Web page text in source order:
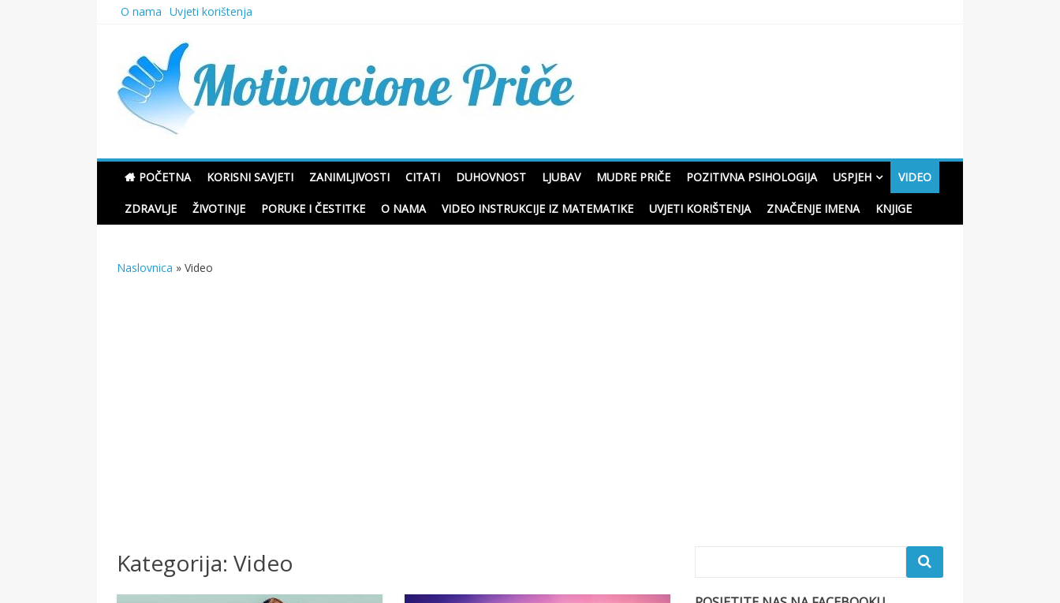
O nama Uvjeti korištenja
Motivacione Priče
POČETNA KORISNI SAVJETI ZANIMLJIVOSTI CITATI DUHOVNOST LJUBAV MUDRE PRIČE POZITIVNA PSIHOLOGIJA USPJEH VIDEO
ZDRAVLJE ŽIVOTINJE PORUKE I ČESTITKE O NAMA VIDEO INSTRUKCIJE IZ MATEMATIKE UVJETI KORIŠTENJA ZNAČENJE IMENA KNJIGE
Naslovnica »Video
Kategorija:Video